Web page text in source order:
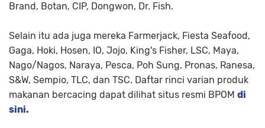
Brand, Botan, CIP, Dongwon, Dr. Fish.
Selain itu ada juga mereka Farmerjack, Fiesta Seafood,
Gaga, Hoki, Hosen, IO, Jojo, King's Fisher, LSC, Maya,
Nago/Nagos, Naraya, Pesca, Poh Sung, Pronas, Ranesa,
S&W, Sempio, TLC, dan TSC. Daftar rinci varian produk
makanan bercacing dapat dilihat situs resmi BPOM di
sini.